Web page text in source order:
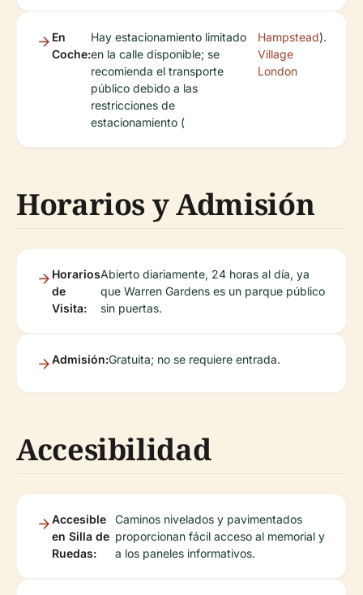
En
Coche:
Hay estacionamiento limitado
en la calle disponible; se
recomienda el transporte
público debido a las
restricciones de
estacionamiento (
Hampstead
Village
London
).
Horarios y Admisión
Horarios
de
Visita:
Abierto diariamente, 24 horas al día, ya
que Warren Gardens es un parque público
sin puertas.
Admisión:Gratuita; no se requiere entrada.
Accesibilidad
Accesible
en Silla de
Ruedas:
Caminos nivelados y pavimentados
proporcionan fácil acceso al memorial y
a los paneles informativos.